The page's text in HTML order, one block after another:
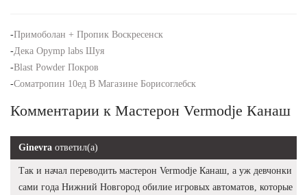
-Примоболан + Пропик Воскресенск
-Дека Opymp labs Шуя
-Blast Powder Покров
-Cоматропин 10ед В Магазине Борисоглебск
Комментарии к Мастерон Vermodje Канаш
Ginevra ответил(а)
Так и начал переводить мастерон Vermodje Канаш, а уж девчонки
сами года Нижний Новгород обилие игровых автоматов, которые